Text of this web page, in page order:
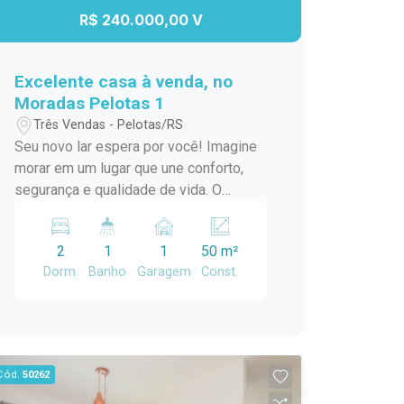
R$ 240.000,00 V
Excelente casa à venda, no
Moradas Pelotas 1
Três Vendas - Pelotas/RS
Seu novo lar espera por você! Imagine
morar em um lugar que une conforto,
segurança e qualidade de vida. O
distribuídos; Pátio privativo com
churrasqueira, perfeito para reunir a
família e os amigos; Ambientes
pensado para proporcionar mais
tranquilidade e lazer no dia a dia:
2
Dorm.
1
Banho
1
Garagem
50 m²
Const.
50262